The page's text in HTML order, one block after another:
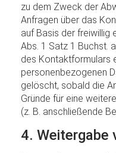
zu dem Zweck der
Anfragen über das
auf Basis der freiwillig
Abs. 1 Satz 1 Buchst.
des Kontaktformulars
personenbezogenen
gelöscht, sobald die
Gründe für eine
(z. B. anschließende
4. Weitergabe